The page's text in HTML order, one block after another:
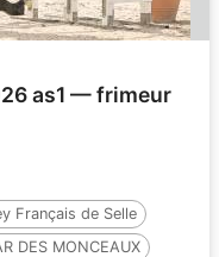
as1 — frimeur
Français de Selle
DES MONCEAUX